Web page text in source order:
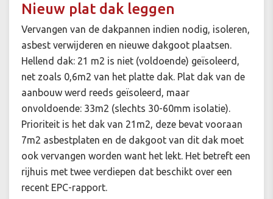
Nieuw plat dak leggen
Vervangen van de dakpannen indien nodig, isoleren,
asbest verwijderen en nieuwe dakgoot plaatsen.
Hellend dak: 21 m2 is niet (voldoende) geïsoleerd,
net zoals 0,6m2 van het platte dak. Plat dak van de
aanbouw werd reeds geïsoleerd, maar
onvoldoende: 33m2 (slechts 30-60mm isolatie).
Prioriteit is het dak van 21m2, deze bevat vooraan
7m2 asbestplaten en de dakgoot van dit dak moet
ook vervangen worden want het lekt. Het betreft een
rijhuis met twee verdiepen dat beschikt over een
recent EPC-rapport.